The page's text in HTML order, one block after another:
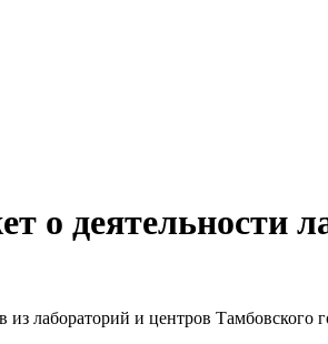
о деятельности
лабораторий и центров Тамбовского